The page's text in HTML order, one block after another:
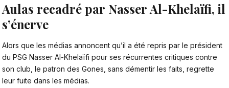
Aulas recadré par Nasser Al-Khelaïfi, il
s’énerve
Alors que les médias annoncent qu’il a été repris par le président
du PSG Nasser Al-Khelaïfi pour ses récurrentes critiques contre
son club, le patron des Gones, sans démentir les faits, regrette
leur fuite dans les médias.